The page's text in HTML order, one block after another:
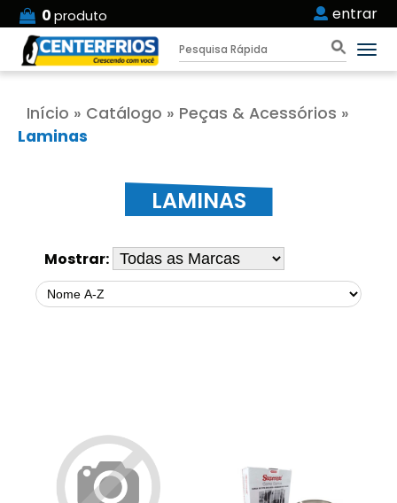
0produto entrar
Início » Catálogo » Peças & Acessórios »
Laminas
LAMINAS
Mostrar: